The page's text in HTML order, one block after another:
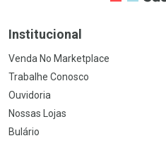
Institucional
Venda No Marketplace
Trabalhe Conosco
Ouvidoria
Nossas Lojas
Bulário